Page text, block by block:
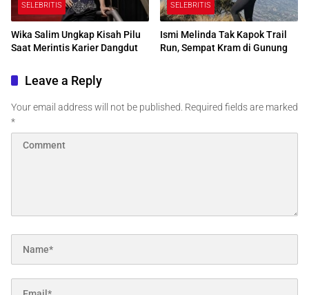
SELEBRITIS
Wika Salim Ungkap Kisah Pilu
Saat Merintis Karier Dangdut
SELEBRITIS
Ismi Melinda Tak Kapok Trail
Run, Sempat Kram di Gunung
Leave a Reply
Your email address will not be published. Required fields are marked
*